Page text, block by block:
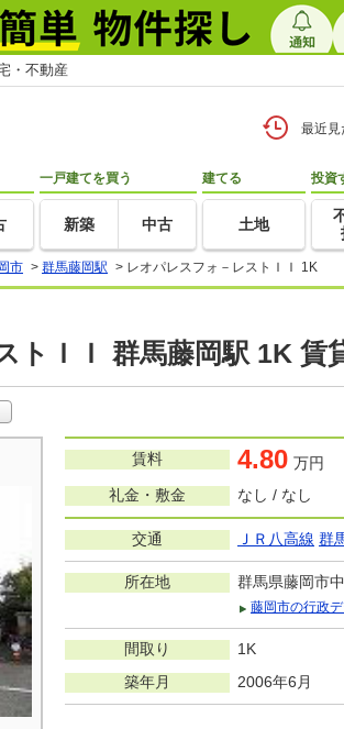
・不動産
最近見
一戸建てを買う
新築 中古
建てる
土地
投資
市 > 群馬藤岡駅 > レオパレスフォ－レストＩＩ 1K
トＩＩ 群馬藤岡駅 1K 賃
賃料 4.80 万円 (
礼金・敷金
なし / なし
交通 ＪＲ八高線 群
所在地 群馬県藤岡市
藤岡市の行政デ
間取り 1K
築年月 2006年6月